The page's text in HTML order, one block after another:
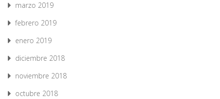
marzo 2019
febrero 2019
enero 2019
diciembre 2018
noviembre 2018
octubre 2018